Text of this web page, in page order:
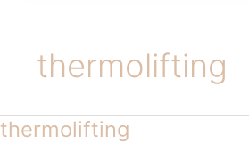
thermolifting
thermolifting
thermolifting